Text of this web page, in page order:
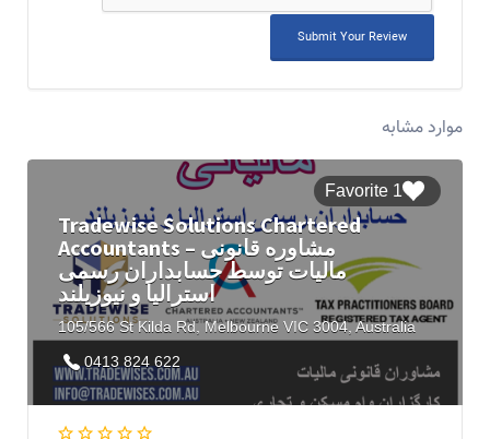
موارد مشابه
1 Favorite
Tradewise Solutions Chartered
Accountants – مشاوره قانونی
مالیات توسط حسابداران رسمی
استرالیا و نیوزیلند
105/566 St Kilda Rd, Melbourne VIC 3004, Australia
0413 824 622